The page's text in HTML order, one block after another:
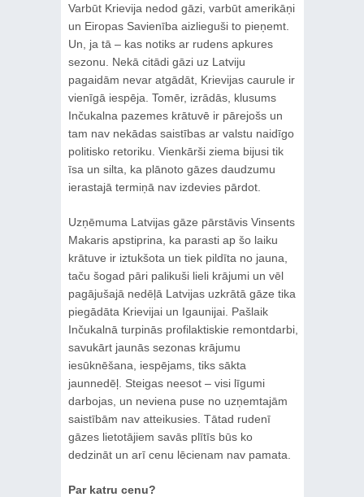
Varbūt Krievija nedod gāzi, varbūt amerikāņi
un Eiropas Savienība aizlieguši to pieņemt.
Un, ja tā – kas notiks ar rudens apkures
sezonu. Nekā citādi gāzi uz Latviju
pagaidām nevar atgādāt, Krievijas caurule ir
vienīgā iespēja. Tomēr, izrādās, klusums
Inčukalna pazemes krātuvē ir pārejošs un
tam nav nekādas saistības ar valstu naidīgo
politisko retoriku. Vienkārši ziema bijusi tik
īsa un silta, ka plānoto gāzes daudzumu
ierastajā termiņā nav izdevies pārdot.
Uzņēmuma Latvijas gāze pārstāvis Vinsents
Makaris apstiprina, ka parasti ap šo laiku
krātuve ir iztukšota un tiek pildīta no jauna,
taču šogad pāri palikuši lieli krājumi un vēl
pagājušajā nedēļā Latvijas uzkrātā gāze tika
piegādāta Krievijai un Igaunijai. Pašlaik
Inčukalnā turpinās profilaktiskie remontdarbi,
savukārt jaunās sezonas krājumu
iesūknēšana, iespējams, tiks sākta
jaunnedēļ. Steigas neesot – visi līgumi
darbojas, un neviena puse no uzņemtajām
saistībām nav atteikusies. Tātad rudenī
gāzes lietotājiem savās plītīs būs ko
dedzināt un arī cenu lēcienam nav pamata.
Par katru cenu?